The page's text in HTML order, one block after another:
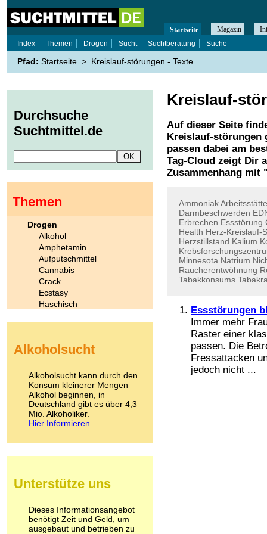
Kreislauf-
Auf dieser Seite
Kreislauf-störungen
passen dabei am
Tag-Cloud zeigt Dir
Zusammenhang mit
Ammoniak
Darmbeschwerden
Erbrechen Essstörung
Health Herz-Kreislauf-
Herzstillstand Kalium
Minnesota Natrium
Raucherentwöhnung
Tabakkonsums
Essstörungen
Immer mehr
Raster einer
passen. Die
Fressattacken
jedoch nicht ...
Startseite Magazin
Index
Themen Drogen Sucht Suchtberatung Suche
Pfad: Startseite > Kreislauf-störungen - Texte
Durchsuche
Suchtmittel.de
Themen
Drogen
Alkohol
Amphetamin
Aufputschmittel
Cannabis
Crack
Ecstasy
Haschisch
Kokain
LSD
Marihuana
Medikamente
Meskalin
Metamphetamin
Methadon
Pilze
Psychopharmaka
Schlafmittel
Schmerzmittel
Alkoholsucht
Alkoholsucht kann durch den
Konsum kleinerer Mengen
Alkohol beginnen, in
Deutschland gibt es über 4,3
Mio. Alkoholiker.
Hier Informieren ...
Unterstütze uns
Dieses Informationsangebot
benötigt Zeit und Geld, um
ausgebaut und betrieben zu